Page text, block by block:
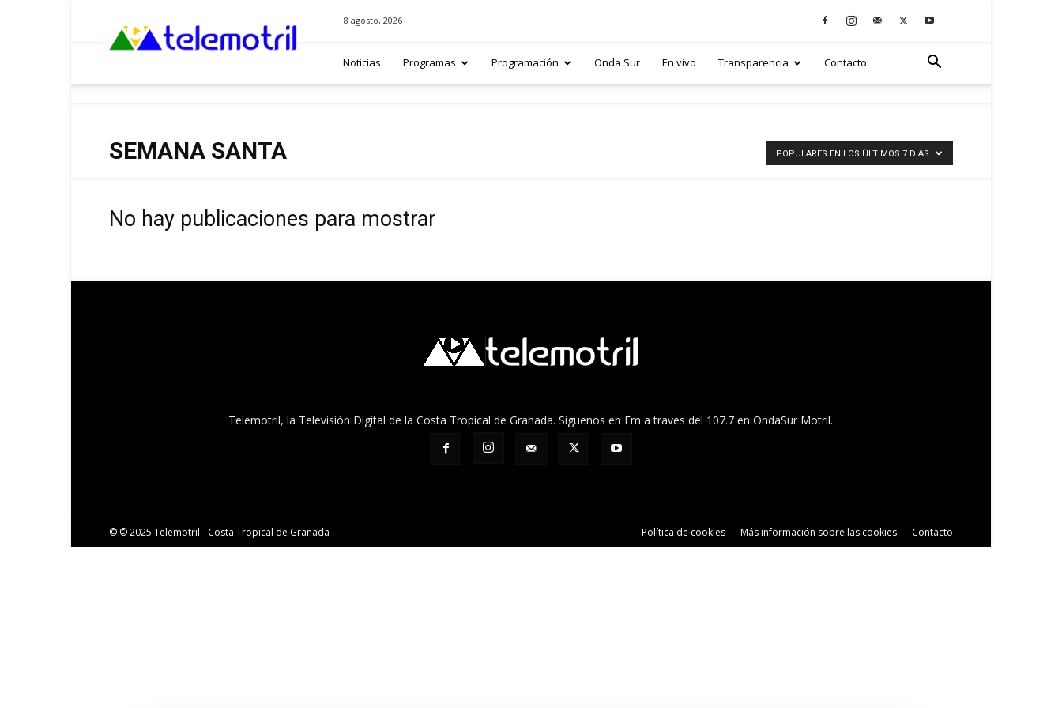
8 agosto, 2026
Noticias Programas Programación Onda Sur En vivo Transparencia Contacto
SEMANA SANTA POPULARES EN LOS ÚLTIMOS 7 DÍAS
No hay publicaciones para mostrar
Telemotril, la Televisión Digital de la Costa Tropical de Granada. Siguenos en Fm a traves del 107.7 en OndaSur Motril.
Política de cookies Más información sobre las cookies Contacto
© © 2025 Telemotril - Costa Tropical de Granada